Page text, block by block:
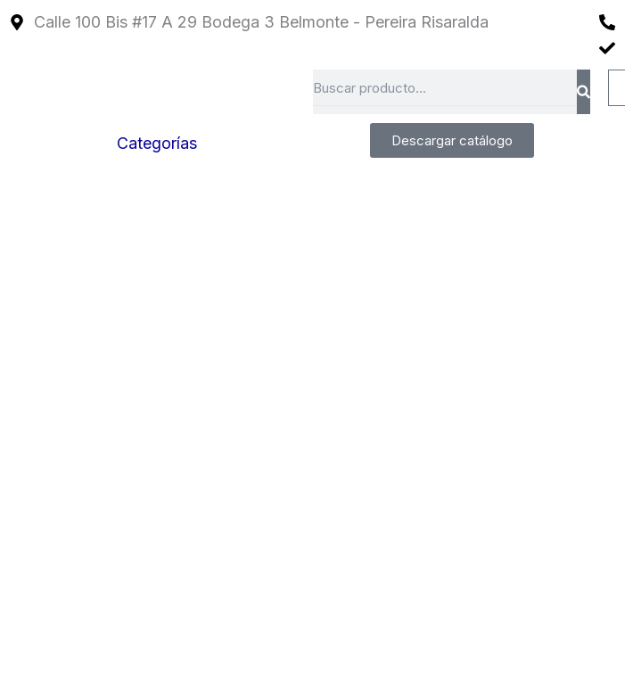
Calle 100 Bis #17 A 29 Bodega 3 Belmonte - Pereira Risaralda
Categorías Descargar catálogo